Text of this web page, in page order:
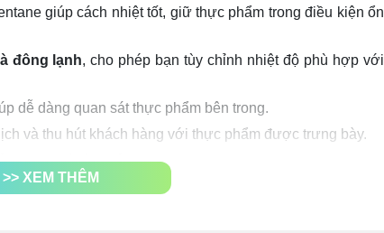
giúp cách nhiệt tốt, giữ thực phẩm trong điều kiện ổn
đông lạnh, cho phép bạn tùy chỉnh nhiệt độ phù hợp với
dễ dàng quan sát thực phẩm bên trong.
và thu hút khách hàng với thực phẩm được trưng bày.
trong quá trình sử dụng.
với môi trường.
>> XEM THÊM